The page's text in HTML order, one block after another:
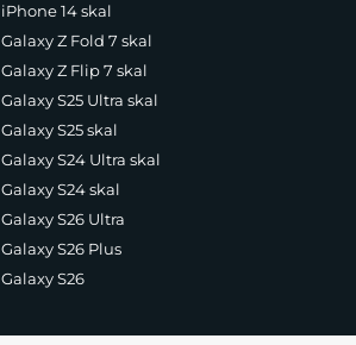
iPhone 14 skal
Galaxy Z Fold 7 skal
Galaxy Z Flip 7 skal
Galaxy S25 Ultra skal
Galaxy S25 skal
Galaxy S24 Ultra skal
Galaxy S24 skal
Galaxy S26 Ultra
Galaxy S26 Plus
Galaxy S26